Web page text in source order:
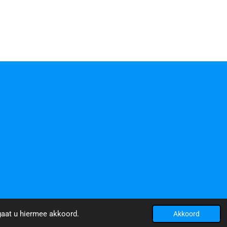
u hiermee akkoord. Akkoord